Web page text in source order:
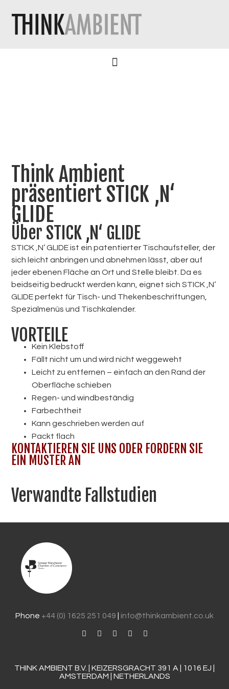
Think Ambient
präsentiert STICK ‚N‘
GLIDE
Über STICK ‚N‘ GLIDE
STICK ‚N‘ GLIDE ist ein patentierter Tischaufsteller, der
sich leicht anbringen und abnehmen lässt, aber auf
jeder ebenen Fläche an Ort und Stelle bleibt. Da es
beidseitig bedruckt werden kann, eignet sich STICK ‚N‘
GLIDE perfekt für Tisch- und Thekenbeschriftungen,
Spezialmenüs und Tischkalender.
VORTEILE
Kein Klebstoff
Fällt nicht um und wird nicht weggeweht
Leicht zu entfernen – einfach an den Rand der
Oberfläche schieben
Regen- und windbeständig
Farbechtheit
Kann geschrieben werden auf
Packt flach
KONTAKTIEREN SIE UNS ODER FORDERN SIE
EIN MUSTER AN
Verwandte Fallstudien
Phone +44 (0) 1625 251 049 info@thinkambient.co.uk
THINK AMBIENT B.V. | KEIZERSGRACHT 391 A | 1016 EJ |
AMSTERDAM | NETHERLANDS